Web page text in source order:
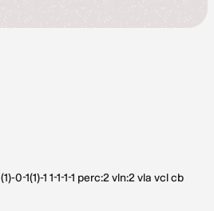
0-1(1)-1 1-1-1-1 perc:2 vln:2 vla vcl cb